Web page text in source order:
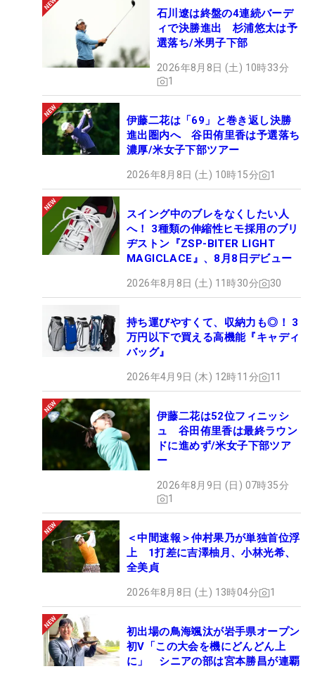
石川遼は終盤の4連続バーデ
ィで決勝進出 杉浦悠太は予
選落ち/米男子下部
2026年8月8日 (土) 10時33分
1
伊藤二花は「69」と巻き返し決勝
進出圏内へ 谷田侑里香は予選落ち
濃厚/米女子下部ツアー
2026年8月8日 (土) 10時15分 1
スイング中のブレをなくしたい人
へ！ 3種類の伸縮性ヒモ採用のブリ
ヂストン『ZSP-BITER LIGHT
MAGICLACE』、8月8日デビュー
2026年8月8日 (土) 11時30分 30
持ち運びやすくて、収納力も◎！ 3
万円以下で買える高機能『キャディ
バッグ』
2026年4月9日 (木) 12時11分 11
伊藤二花は52位フィニッシ
ュ 谷田侑里香は最終ラウン
ドに進めず/米女子下部ツア
ー
2026年8月9日 (日) 07時35分
1
＜中間速報＞仲村果乃が単独首位浮
上 1打差に吉澤柚月、小林光希、
全美貞
2026年8月8日 (土) 13時04分 1
初出場の鳥海颯汰が岩手県オープン
初V「この大会を機にどんどん上
に」 シニアの部は宮本勝昌が連覇